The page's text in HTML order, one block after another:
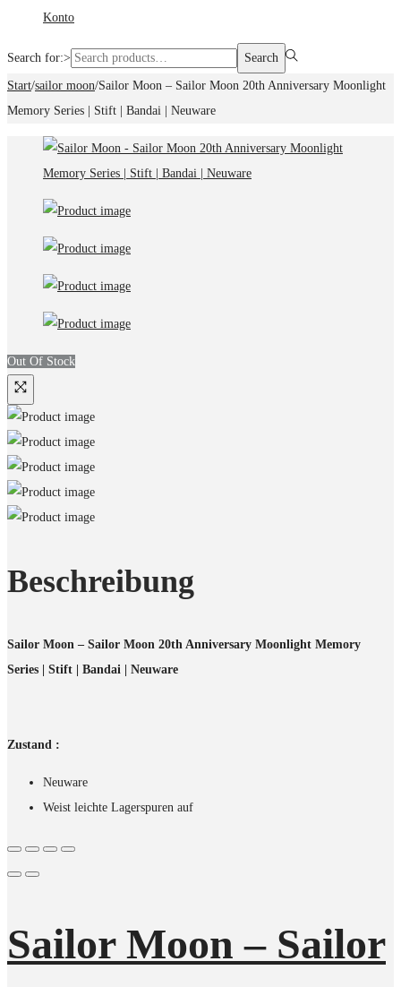
Konto
Search for:> Search
Start/sailor moon/Sailor Moon – Sailor Moon 20th Anniversary Moonlight
Memory Series | Stift | Bandai | Neuware
Out Of Stock
Beschreibung
Sailor Moon – Sailor Moon 20th Anniversary Moonlight Memory
Series | Stift | Bandai | Neuware
Zustand :
Neuware
Weist leichte Lagerspuren auf
Sailor Moon – Sailor